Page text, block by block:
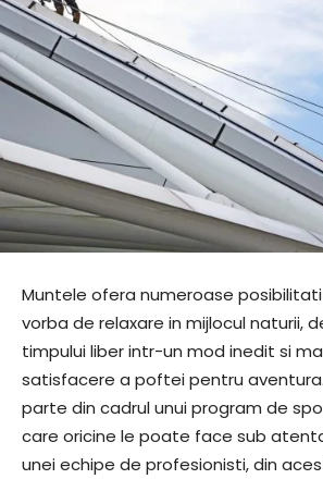
Muntele ofera numeroase
vorba de relaxare in mijlocul naturii,
timpului liber intr-un mod inedit si
satisfacere a poftei pentru
parte din cadrul unui program de
care oricine le poate face sub
unei echipe de profesionisti, din